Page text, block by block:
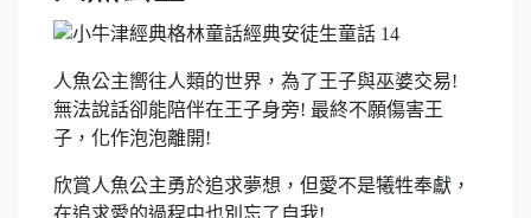
人魚公主嚮往人類的世界，為了王子與巫婆交易!
無法說話卻能陪伴在王子身旁! 最終不願傷害王
子，化作泡泡離開!
欣賞人魚公主勇於追求夢想，但愛不是犧牲奉獻，
在追求愛的過程中也別忘了自我!